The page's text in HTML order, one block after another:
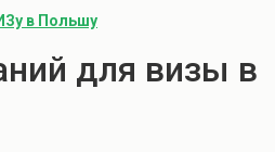
в Польшу
для визы в